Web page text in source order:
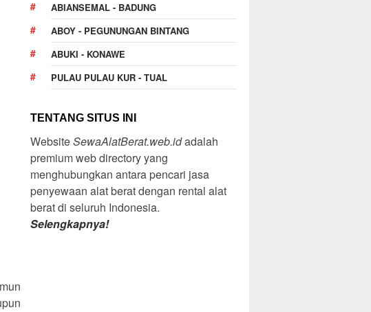
ABIANSEMAL - BADUNG
ABOY - PEGUNUNGAN BINTANG
ABUKI - KONAWE
PULAU PULAU KUR - TUAL
TENTANG SITUS INI
WebsiteSewaAlatBerat.web.idadalah
premium web directory yang
menghubungkan antara pencari jasa
penyewaan alat berat dengan rental alat
berat di seluruh Indonesia.
Selengkapnya!